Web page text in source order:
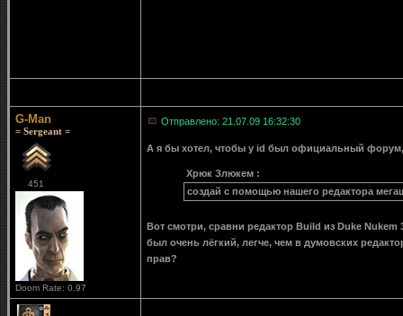
G-Man
= Sergeant =
451
Doom Rate: 0.97
Отправлено: 21.07.09 16:32:30
А я бы хотел, чтобы у id был официальный
Хрюк Злюкем :
создай с помощью нашего редактора
Вот смотри, сравни редактор Build из Duke
был очень лёгкий, легче, чем в думовских
прав?